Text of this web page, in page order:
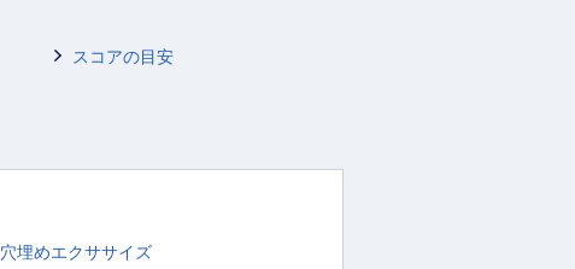
スコアの目安
穴埋めエクササイズ